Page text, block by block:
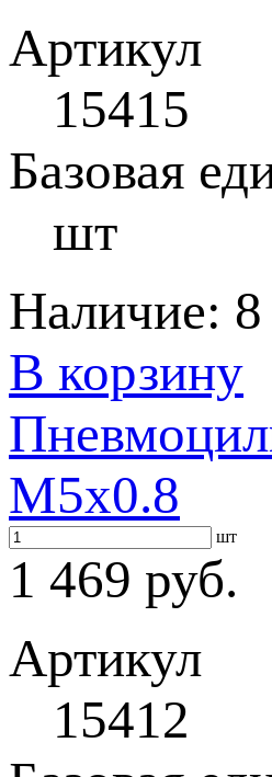
Артикул
15415
Базовая
шт
Наличие:
В корзину
M5x0.8
шт
1 469 руб.
Артикул
15412